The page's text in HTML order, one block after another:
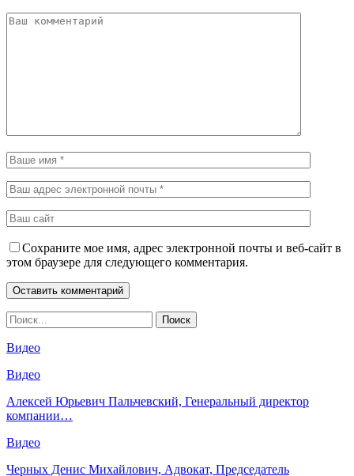
Сохраните мое имя, адрес электронной почты и веб-сайт в
этом браузере для следующего комментария.
Видео
Видео
Алексей Юрьевич Пальчевский, Генеральный директор
компании…
Видео
Черных Денис Михайлович, Адвокат, Председатель